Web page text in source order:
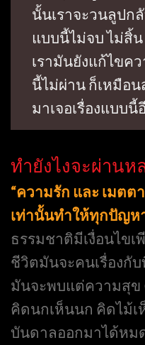
นั้นเราจะวนลูปก
แบบนี้ไม่จบ ไม่สิ้
เรามันยังแก้ไขค
นี้ไม่ผ่าน ก็เหมือ
มาเจอเรื่องแบบนี้
ทำยังไงจะผ่านห
“ความรัก และ เมตต
เท่านั้นทำให้ทุกปัญห
ธรรมชาติมีเงื่อนไขเ
ชีวิตมันจะคนเรื่องกับ
มันจะพบแต่ความสุข
คิดนกเห็นนก คิดไม้เ
บันดาลออกมาได้หม